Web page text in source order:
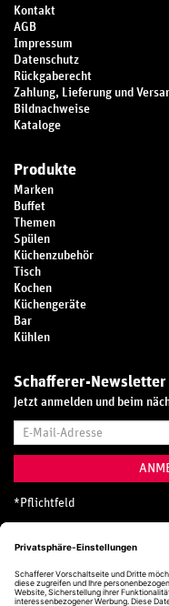
Kontakt
AGB
Impressum
Datenschutz
Rückgaberecht
Zahlung, Lieferung und
Bildnachweise
Kataloge
Produkte
Marken
Buffet
Themen
Spülen
Küchenzubehör
Tisch
Kochen
Küchengeräte
Bar
Kühlen
Schafferer-Newsletter
Jetzt anmelden und beim
Mail-
* Pflichtfeld
Hotline
0800 20 70 300
Kostenlos aus dem